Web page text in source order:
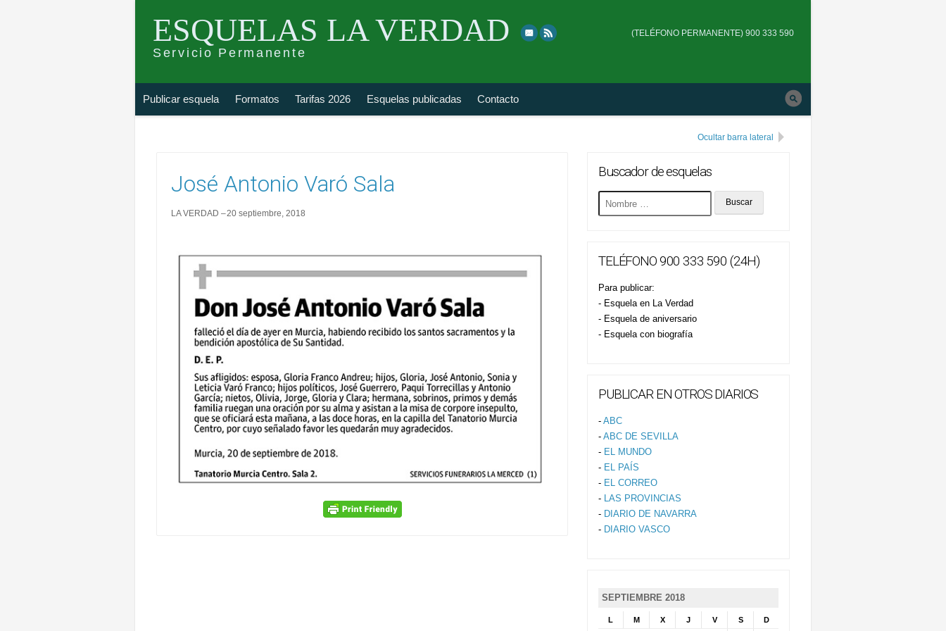
ESQUELAS LA VERDAD
Servicio Permanente
to
top
main
(TELÉFONO PERMANENTE) 900 333 590
Publicar esquela Formatos Tarifas 2026 Esquelas publicadas Contacto
esquela
José Antonio Varó Sala
LA VERDAD 20 septiembre, 2018
Ocultar barra lateral
Buscador de esquelas
Buscar
esquela
TELÉFONO 900 333 590 (24H)
Para publicar:
- Esquela en La Verdad
- Esquela de aniversario
- Esquela con biografía
PUBLICAR EN OTROS DIARIOS
- ABC
- ABC DE SEVILLA
- EL MUNDO
- EL PAÍS
- EL CORREO
- LAS PROVINCIAS
- DIARIO DE NAVARRA
- DIARIO VASCO
SEPTIEMBRE 2018
L M X J V S D